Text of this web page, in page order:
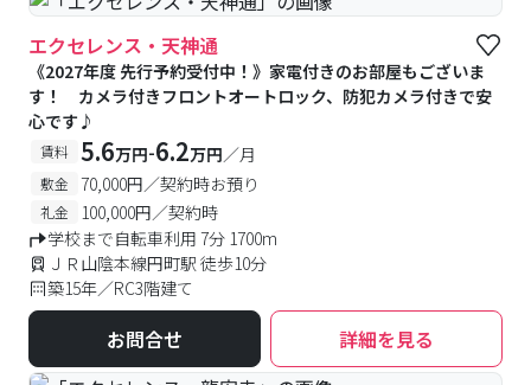
エクセレンス・天神通
《2027年度 先行予約受付中！》家電付きのお部屋もございま
す！ カメラ付きフロントオートロック、防犯カメラ付きで安
心です♪
賃料 5.6万円-6.2万円／月
敷金 70,000円／契約時お預り
礼金
100,000円／契約時
学校まで自転車利用 7分 1700m
ＪＲ山陰本線円町駅 徒歩10分
築15年／RC3階建て
お問合せ 詳細を見る